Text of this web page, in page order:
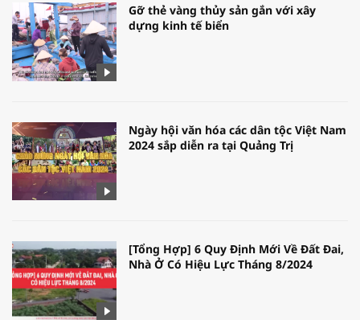
Gỡ thẻ vàng thủy sản gắn với xây
dựng kinh tế biển
Ngày hội văn hóa các dân tộc Việt Nam
2024 sắp diễn ra tại Quảng Trị
[Tổng Hợp] 6 Quy Định Mới Về Đất Đai,
Nhà Ở Có Hiệu Lực Tháng 8/2024